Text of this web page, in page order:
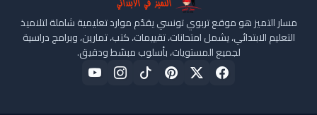
مسار التميز هو موقع تربوي تونسي يقدّم موارد تعليمية شاملة لتلاميذ
التعليم الابتدائي، يشمل امتحانات، تقييمات، كتب، تمارين، وبرامج دراسية
لجميع المستويات، بأسلوب مبسّط ودقيق.